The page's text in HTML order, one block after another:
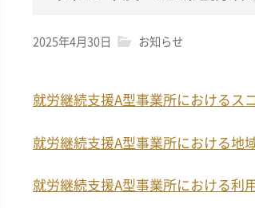
2025年4月30日 お知らせ
就労継続支援A型事業所におけるス
就労継続支援A型事業所における地
就労継続支援A型事業所における利